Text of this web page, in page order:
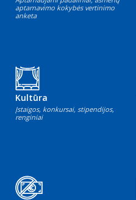
aptarnavimo kokybės vertinimo
anketa
Kultūra
Įstaigos, konkursai, stipendijos,
renginiai